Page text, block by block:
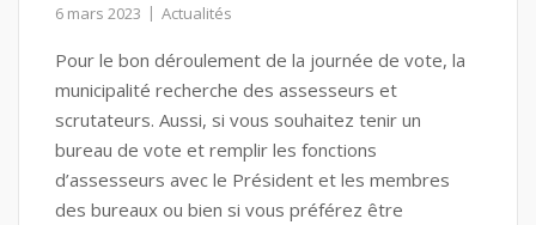
6 mars 2023 Actualités
Pour le bon déroulement de la journée de vote, la
municipalité recherche des assesseurs et
scrutateurs. Aussi, si vous souhaitez tenir un
bureau de vote et remplir les fonctions
d’assesseurs avec le Président et les membres
des bureaux ou bien si vous préférez être